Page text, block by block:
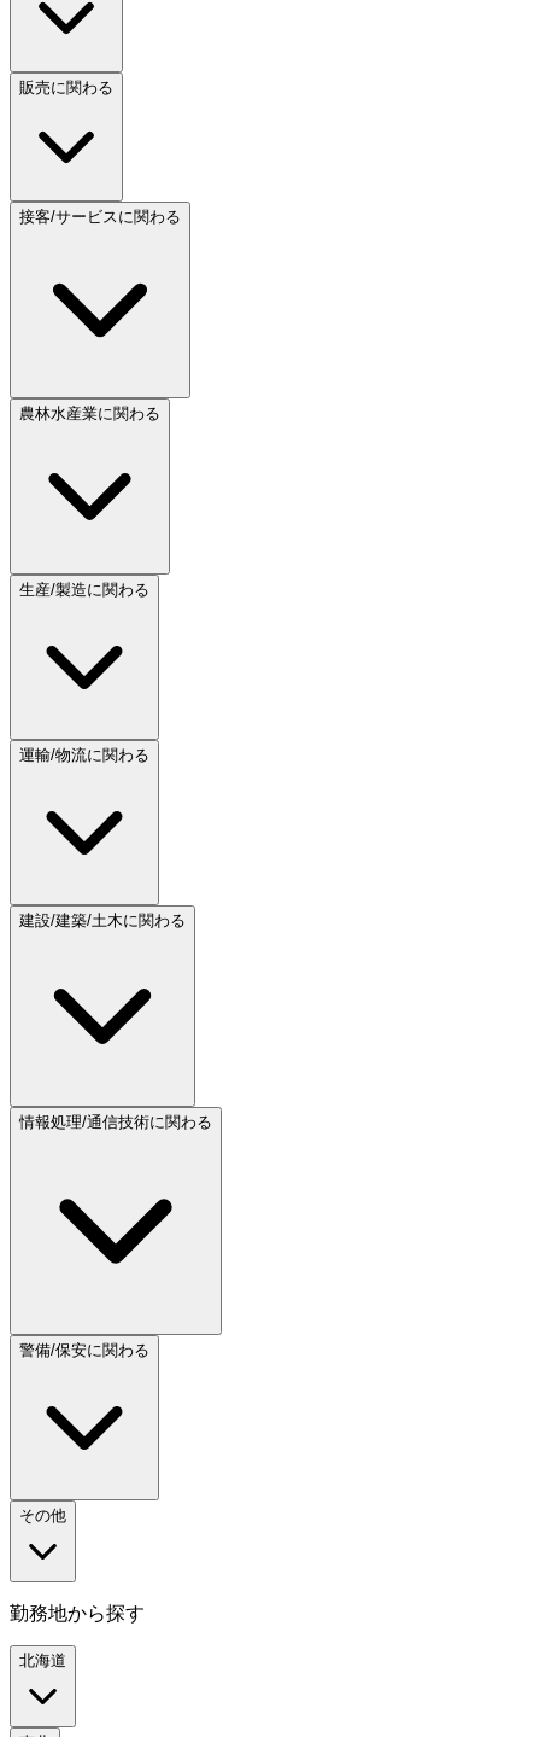
販売に関わる
接客/サービスに関わる
農林水産業に関わる
生産/製造に関わる
運輸/物流に関わる
建設/建築/土木に関わる
情報処理/通信技術に関わる
警備/保安に関わる
その他
勤務地から探す
北海道